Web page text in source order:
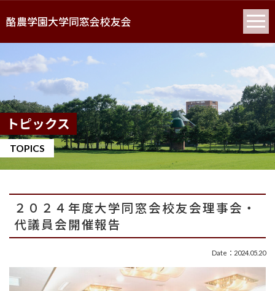
酪農学園大学同窓会校友会
トピックス
TOPICS
２０２４年度大学同窓会校友会理事会・
代議員会開催報告
Date：2024.05.20